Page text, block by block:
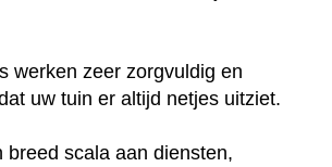
werken zeer zorgvuldig en
uw tuin er altijd netjes uitziet.
breed scala aan diensten,